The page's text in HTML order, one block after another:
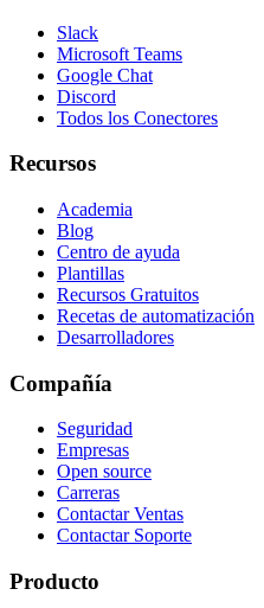
Slack
Microsoft Teams
Google Chat
Discord
Todos los Conectores
Recursos
Academia
Blog
Centro de ayuda
Plantillas
Recursos Gratuitos
Recetas de automatización
Desarrolladores
Compañía
Seguridad
Empresas
Open source
Carreras
Contactar Ventas
Contactar Soporte
Producto